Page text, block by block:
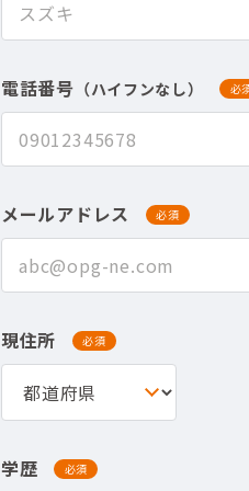
電話番号 （ハイフンなし） 必
メールアドレス 必須
現住所 必須
学歴 必須